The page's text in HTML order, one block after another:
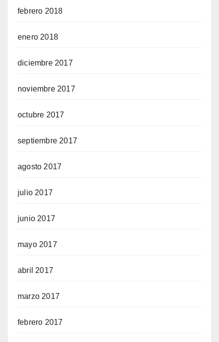
febrero 2018
enero 2018
diciembre 2017
noviembre 2017
octubre 2017
septiembre 2017
agosto 2017
julio 2017
junio 2017
mayo 2017
abril 2017
marzo 2017
febrero 2017